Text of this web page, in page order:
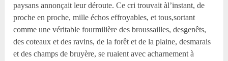
paysans annonçait leur déroute. Ce cri trouvait àl’instant, de
proche en proche, mille échos effroyables, et tous,sortant
comme une véritable fourmilière des broussailles, desgenêts,
des coteaux et des ravins, de la forêt et de la plaine, desmarais
et des champs de bruyère, se ruaient avec acharnement à